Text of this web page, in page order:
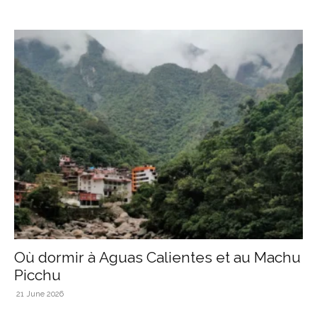
Où dormir à Aguas Calientes et au Machu
Picchu
21 June 2026